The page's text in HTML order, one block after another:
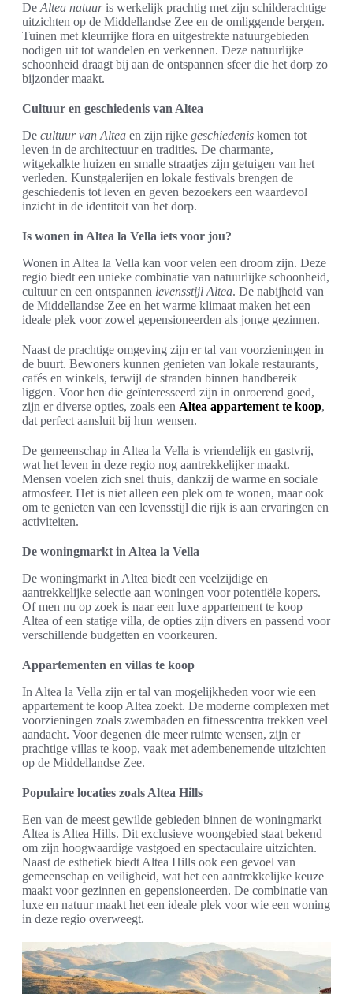
De Altea natuuris werkelijk prachtig met zijn schilderachtige
uitzichten op de Middellandse Zee en de omliggende bergen.
Tuinen met kleurrijke flora en uitgestrekte natuurgebieden
nodigen uit tot wandelen en verkennen. Deze natuurlijke
schoonheid draagt bij aan de ontspannen sfeer die het dorp zo
bijzonder maakt.
Cultuur en geschiedenis van Altea
De cultuur van Altea en zijn rijke geschiedenis komen tot
leven in de architectuur en tradities. De charmante,
witgekalkte huizen en smalle straatjes zijn getuigen van het
verleden. Kunstgalerijen en lokale festivals brengen de
geschiedenis tot leven en geven bezoekers een waardevol
inzicht in de identiteit van het dorp.
Is wonen in Altea la Vella iets voor jou?
Wonen in Altea la Vella kan voor velen een droom zijn. Deze
regio biedt een unieke combinatie van natuurlijke schoonheid,
cultuur en een ontspannen levensstijl Altea. De nabijheid van
de Middellandse Zee en het warme klimaat maken het een
ideale plek voor zowel gepensioneerden als jonge gezinnen.
Naast de prachtige omgeving zijn er tal van voorzieningen in
de buurt. Bewoners kunnen genieten van lokale restaurants,
cafés en winkels, terwijl de stranden binnen handbereik
liggen. Voor hen die geïnteresseerd zijn in onroerend goed,
zijn er diverse opties, zoals een Altea appartement te koop,
dat perfect aansluit bij hun wensen.
De gemeenschap in Altea la Vella is vriendelijk en gastvrij,
wat het leven in deze regio nog aantrekkelijker maakt.
Mensen voelen zich snel thuis, dankzij de warme en sociale
atmosfeer. Het is niet alleen een plek om te wonen, maar ook
om te genieten van een levensstijl die rijk is aan ervaringen en
activiteiten.
De woningmarkt in Altea la Vella
De woningmarkt in Altea biedt een veelzijdige en
aantrekkelijke selectie aan woningen voor potentiële kopers.
Of men nu op zoek is naar een luxe appartement te koop
Altea of een statige villa, de opties zijn divers en passend voor
verschillende budgetten en voorkeuren.
Appartementen en villas te koop
In Altea la Vella zijn er tal van mogelijkheden voor wie een
appartement te koop Altea zoekt. De moderne complexen met
voorzieningen zoals zwembaden en fitnesscentra trekken veel
aandacht. Voor degenen die meer ruimte wensen, zijn er
prachtige villas te koop, vaak met adembenemende uitzichten
op de Middellandse Zee.
Populaire locaties zoals Altea Hills
Een van de meest gewilde gebieden binnen de woningmarkt
Altea is Altea Hills. Dit exclusieve woongebied staat bekend
om zijn hoogwaardige vastgoed en spectaculaire uitzichten.
Naast de esthetiek biedt Altea Hills ook een gevoel van
gemeenschap en veiligheid, wat het een aantrekkelijke keuze
maakt voor gezinnen en gepensioneerden. De combinatie van
luxe en natuur maakt het een ideale plek voor wie een woning
in deze regio overweegt.